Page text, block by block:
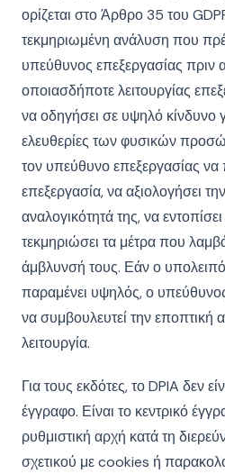
ορίζεται στο Άρθρο 35 του
τεκμηριωμένη ανάλυση που
υπεύθυνος επεξεργασίας πριν
οποιασδήποτε λειτουργίας
να οδηγήσει σε υψηλό κίνδυνο
ελευθερίες των φυσικών
τον υπεύθυνο επεξεργασίας να
επεξεργασία, να αξιολογήσει
αναλογικότητά της, να
τεκμηριώσει τα μέτρα που
άμβλυνσή τους. Εάν ο
παραμένει υψηλός, ο
να συμβουλευτεί την εποπτική
λειτουργία.
Για τους εκδότες, το DPIA δεν
έγγραφο. Είναι το κεντρικό
ρυθμιστική αρχή κατά τη
σχετικού με cookies ή